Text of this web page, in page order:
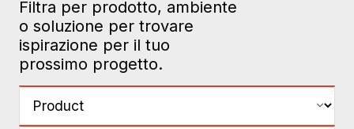
Filtra per prodotto, ambiente
o soluzione per trovare
ispirazione per il tuo
prossimo progetto.